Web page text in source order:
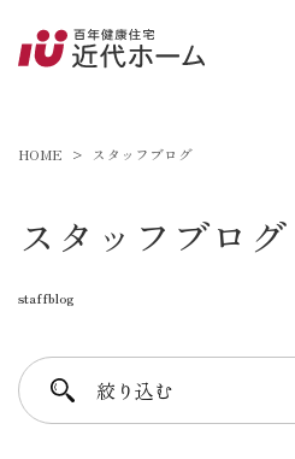
HOME スタッフブログ
スタッフブログ
staffblog
絞り込む